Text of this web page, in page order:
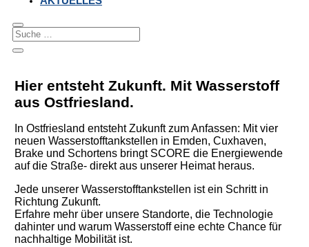
Hier entsteht Zukunft. Mit Wasserstoff
aus Ostfriesland.
In Ostfriesland entsteht Zukunft zum Anfassen: Mit vier
neuen Wasserstofftankstellen in Emden, Cuxhaven,
Brake und Schortens bringt SCORE die Energiewende
auf die Straße- direkt aus unserer Heimat heraus.
Jede unserer Wasserstofftankstellen ist ein Schritt in
Richtung Zukunft.
Erfahre mehr über unsere Standorte, die Technologie
dahinter und warum Wasserstoff eine echte Chance für
nachhaltige Mobilität ist.